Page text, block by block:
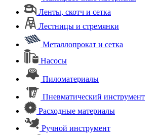
Ленты, скотч и сетка
Лестницы и стремянки
Металлопрокат и сетка
Насосы
Пиломатериалы
Пневматический инструмент
Расходные материалы
Ручной инструмент